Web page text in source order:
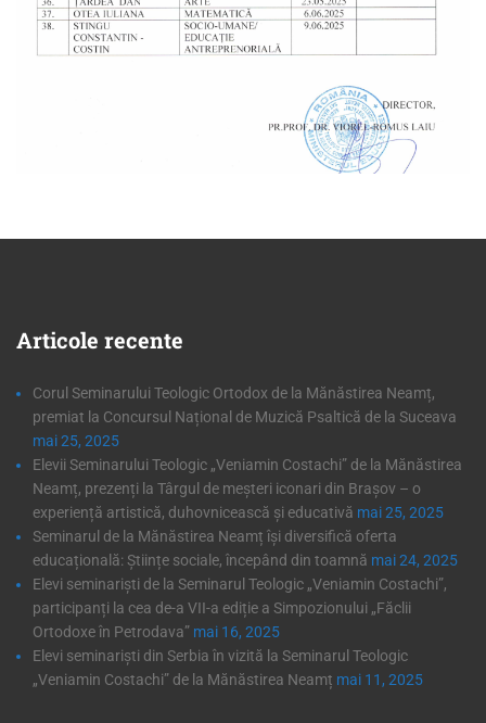
Articole recente
Corul Seminarului Teologic Ortodox de la Mănăstirea Neamț,
premiat la Concursul Național de Muzică Psaltică de la Suceava
mai 25, 2025
Elevii Seminarului Teologic „Veniamin Costachi” de la Mănăstirea
Neamț, prezenți la Târgul de meșteri iconari din Brașov – o
experiență artistică, duhovnicească și educativă mai 25, 2025
Seminarul de la Mănăstirea Neamț își diversifică oferta
educațională: Științe sociale, începând din toamnă mai 24, 2025
Elevi seminariști de la Seminarul Teologic „Veniamin Costachi”,
participanți la cea de-a VII-a ediție a Simpozionului „Făclii
Ortodoxe în Petrodava” mai 16, 2025
Elevi seminariști din Serbia în vizită la Seminarul Teologic
„Veniamin Costachi” de la Mănăstirea Neamț mai 11, 2025